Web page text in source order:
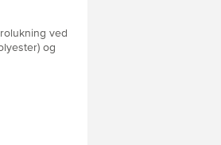
ved
og